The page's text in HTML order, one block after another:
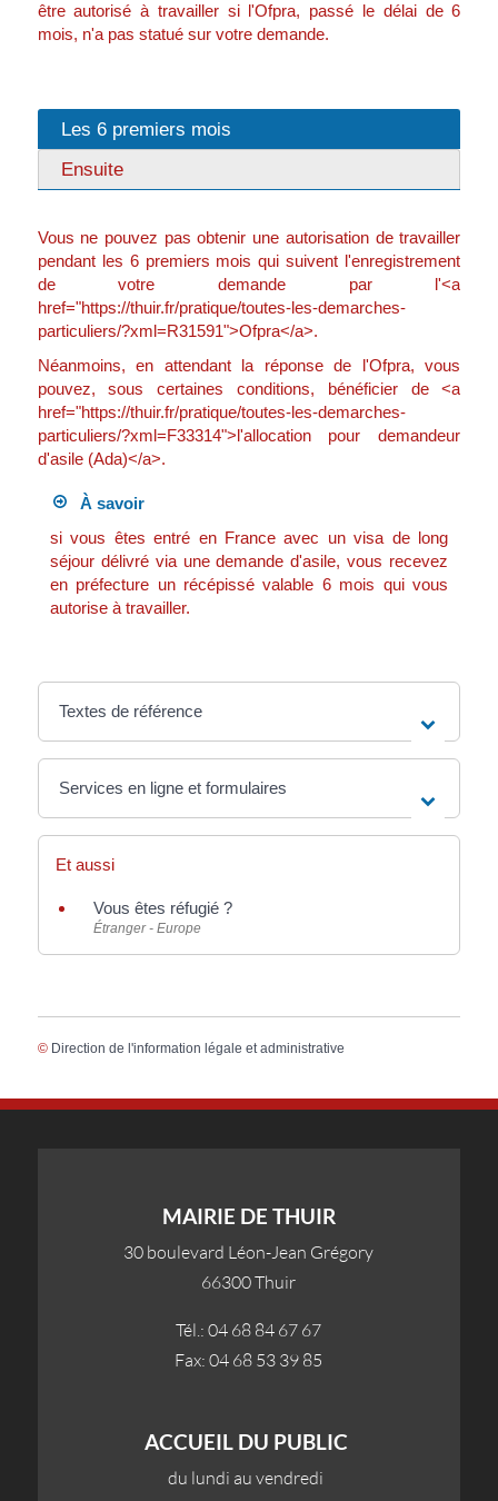
être autorisé à travailler si l'Ofpra, passé le délai de 6
mois, n'a pas statué sur votre demande.
Les 6 premiers mois
Ensuite
Vous ne pouvez pas obtenir une autorisation de travailler
pendant les 6 premiers mois qui suivent l'enregistrement
de votre demande par l'<a
href="https://thuir.fr/pratique/toutes-les-demarches-
particuliers/?xml=R31591">Ofpra</a>.
Néanmoins, en attendant la réponse de l'Ofpra, vous
pouvez, sous certaines conditions, bénéficier de <a
href="https://thuir.fr/pratique/toutes-les-demarches-
particuliers/?xml=F33314">l'allocation pour demandeur
d'asile (Ada)</a>.
À savoir
si vous êtes entré en France avec un visa de long
séjour délivré via une demande d'asile, vous recevez
en préfecture un récépissé valable 6 mois qui vous
autorise à travailler.
Textes de référence
Services en ligne et formulaires
Et aussi
Vous êtes réfugié ?
Étranger - Europe
© Direction de l'information légale et administrative
MAIRIE DE THUIR
30 boulevard Léon-Jean Grégory
66300 Thuir
Tél.: 04 68 84 67 67
Fax: 04 68 53 39 85
ACCUEIL DU PUBLIC
du lundi au vendredi